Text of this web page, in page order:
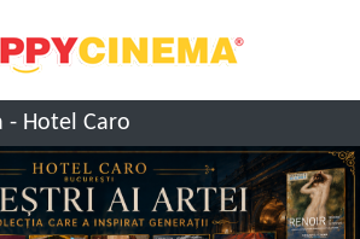
- Hotel Caro